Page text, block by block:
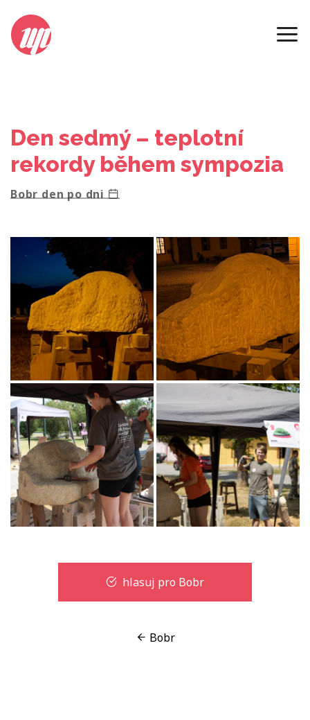
Den sedmý – teplotní
rekordy během sympozia
Bobr den po dni
hlasuj pro Bobr
Bobr